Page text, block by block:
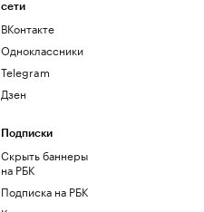
сети
ВКонтакте
Одноклассники
Telegram
Дзен
Подписки
Скрыть баннеры
на РБК
Подписка на РБК